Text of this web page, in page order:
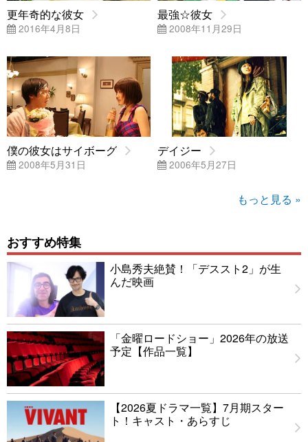
更年奇的な彼女
2016年4月8日
最強☆彼女
2008年11月29日
僕の彼女はサイボーグ
2008年5月31日
デイジー
2006年5月27日
もっと見る »
おすすめ特集
小島秀夫絶賛！「デススト2」が生
んだ映画
「金曜ロードショー」2026年の放送
予定【作品一覧】
【2026夏ドラマ一覧】7月期スター
ト！キャスト・あらすじ